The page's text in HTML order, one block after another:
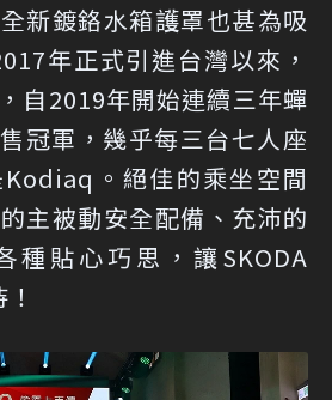
新鍍鉻水箱護罩也甚為吸
年正式引進台灣以來，
自2019年開始連續三年蟬
冠軍，幾乎每三台七人座
。絕佳的乘坐空間
主被動安全配備、充沛的
種貼心巧思，讓SKODA